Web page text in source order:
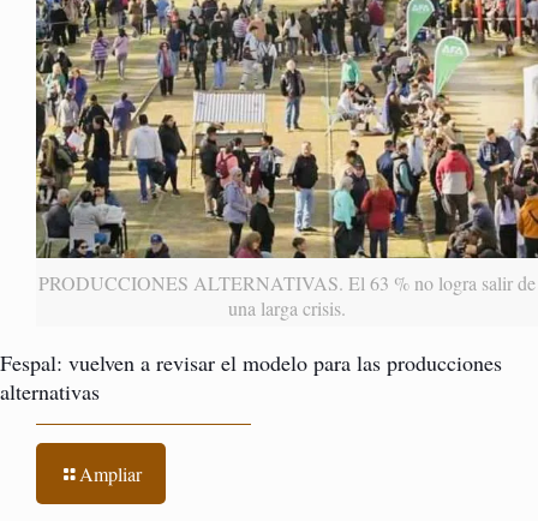
PRODUCCIONES ALTERNATIVAS. El 63 % no logra salir de
una larga crisis.
Fespal: vuelven a revisar el modelo para las producciones
alternativas
Ampliar